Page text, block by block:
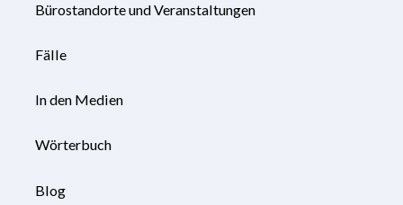
Bürostandorte und Veranstaltungen
Fälle
In den Medien
Wörterbuch
Blog